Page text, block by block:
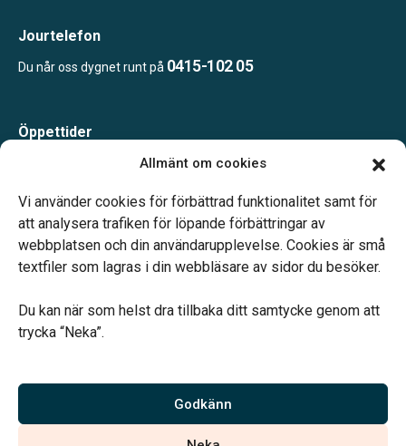
Allmänt om cookies
Vi använder cookies för förbättrad funktionalitet samt för
att analysera trafiken för löpande förbättringar av
webbplatsen och din användarupplevelse. Cookies är små
textfiler som lagras i din webbläsare av sidor du besöker.
Du kan när som helst dra tillbaka ditt samtycke genom att
trycka “Neka”.
Godkänn
Jourtelefon
Du når oss dygnet runt på 0415-102 05
Öppettider
Måndag-Torsdag 09.00-15.00
Telefonjour dygnet runt.
Vårt systerbolag Verahill hjälper dig med familjejuridiken –
Vi är auktoriserade av Sveriges Begravningsbyråers Förbund och